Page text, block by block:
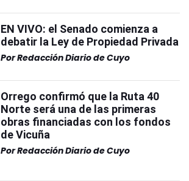
EN VIVO: el Senado comienza a
debatir la Ley de Propiedad Privada
PorRedacción Diario de Cuyo
Orrego confirmó que la Ruta 40
Norte será una de las primeras
obras financiadas con los fondos
de Vicuña
PorRedacción Diario de Cuyo